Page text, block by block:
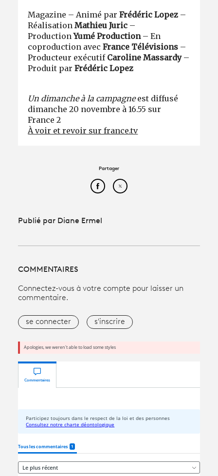
Magazine – Animé parFrédéric Lopez –
RéalisationMathieu Juric –
ProductionYumé Production– En
coproduction avecFrance Télévisions –
Producteur exécutif Caroline Massardy–
Produit parFrédéric Lopez
Un dimanche à la campagneest diffusé
dimanche 20 novembre à 16.55 sur
France 2
À voir et revoir sur france.tv
Partager
Partager cet article sur
Partager cet article sur
Publié par Diane Ermel
COMMENTAIRES
Connectez-vous à votre compte pour laisser un
commentaire.
se connecter s'inscrire